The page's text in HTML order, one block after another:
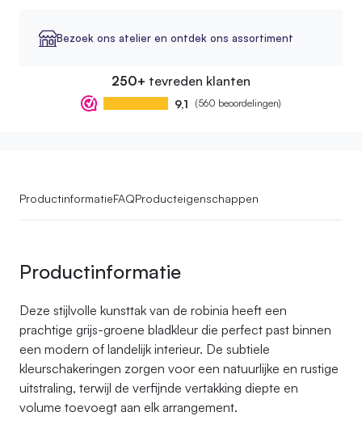
Bezoek ons atelier en ontdek ons assortiment
250+ tevreden klanten
9,1 (560 beoordelingen)
ProductinformatieFAQProducteigenschappen
Productinformatie
Deze stijlvolle kunsttak van de robinia heeft een
prachtige grijs-groene bladkleur die perfect past binnen
een modern of landelijk interieur. De subtiele
kleurschakeringen zorgen voor een natuurlijke en rustige
uitstraling, terwijl de verfijnde vertakking diepte en
volume toevoegt aan elk arrangement.